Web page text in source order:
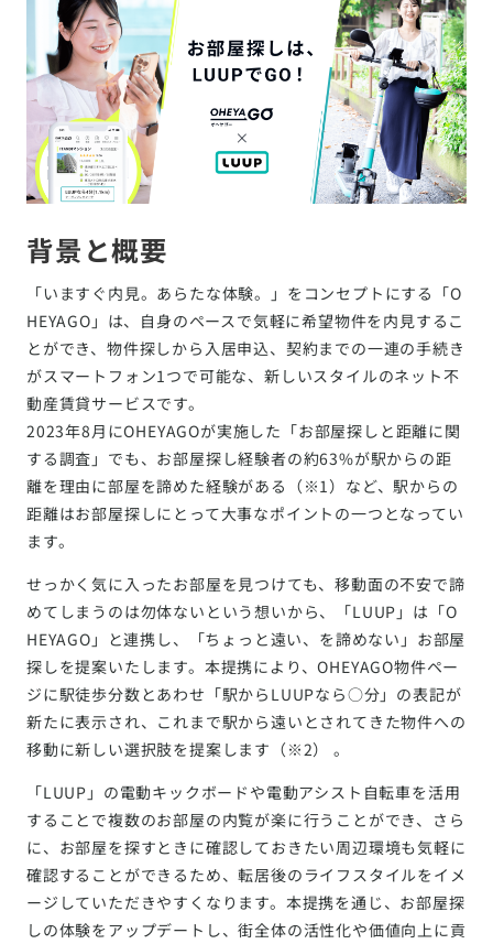
背景と概要
「いますぐ内見。あらたな体験。」をコンセプトにする「O
HEYAGO」は、自身のペースで気軽に希望物件を内見するこ
とができ、物件探しから入居申込、契約までの一連の手続き
がスマートフォン1つで可能な、新しいスタイルのネット不
動産賃貸サービスです。
2023年8月にOHEYAGOが実施した「お部屋探しと距離に関
する調査」でも、お部屋探し経験者の約63%が駅からの距
離を理由に部屋を諦めた経験がある（※1）など、駅からの
距離はお部屋探しにとって大事なポイントの一つとなってい
ます。
せっかく気に入ったお部屋を見つけても、移動面の不安で諦
めてしまうのは勿体ないという想いから、「LUUP」は「O
HEYAGO」と連携し、「ちょっと遠い、を諦めない」お部屋
探しを提案いたします。本提携により、OHEYAGO物件ペー
ジに駅徒歩分数とあわせ「駅からLUUPなら○分」の表記が
新たに表示され、これまで駅から遠いとされてきた物件への
移動に新しい選択肢を提案します（※2） 。
「LUUP」の電動キックボードや電動アシスト自転車を活用
することで複数のお部屋の内覧が楽に行うことができ、さら
に、お部屋を探すときに確認しておきたい周辺環境も気軽に
確認することができるため、転居後のライフスタイルをイメ
ージしていただきやすくなります。本提携を通じ、お部屋探
しの体験をアップデートし、街全体の活性化や価値向上に貢